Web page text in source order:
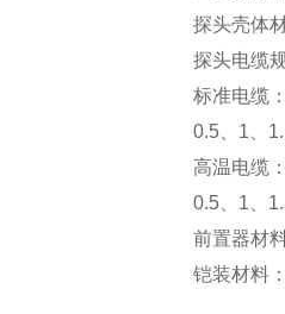
探头壳体
探头电缆
标准电缆
0.5 、1、1
高温电缆
0.5 、1、1
前置器材
铠装材料